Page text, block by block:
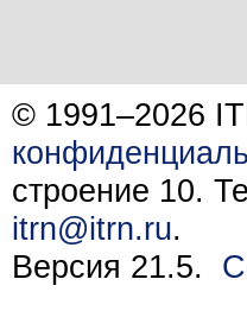
© 1991–2026
строение 10.
itrn@itrn.ru.
Версия 21.5.